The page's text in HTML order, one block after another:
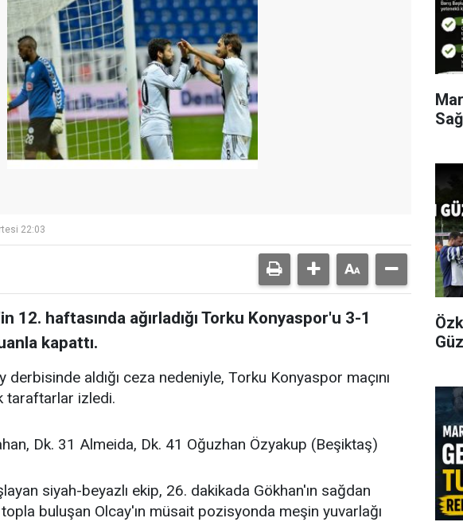
22:03
12. haftasında ağırladığı Torku Konyaspor'u 3-1
kapattı.
derbisinde aldığı ceza nedeniyle, Torku Konyaspor maçını
taraftarlar izledi.
Dk. 31 Almeida, Dk. 41 Oğuzhan Özyakup (Beşiktaş)
siyah-beyazlı ekip, 26. dakikada Gökhan'ın sağdan
buluşan Olcay'ın müsait pozisyonda meşin yuvarlağı